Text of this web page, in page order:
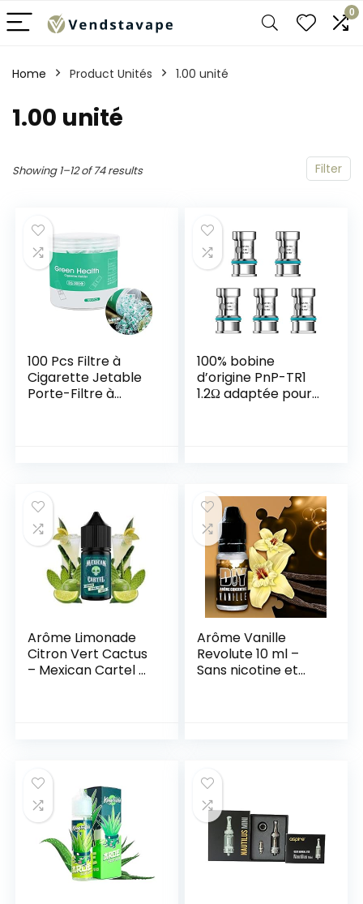
0
Home Product Unités ‎1.00 unité
‎1.00 unité
Filter
Showing 1–12 of 74 results
100 Pcs Filtre à
Cigarette Jetable
Porte-Filtre à
100% bobine
d’origine PnP-TR1
1.2Ω adaptée pour
Arôme Limonade
Citron Vert Cactus
– Mexican Cartel –
Arôme Vanille
Revolute 10 ml –
Sans nicotine et